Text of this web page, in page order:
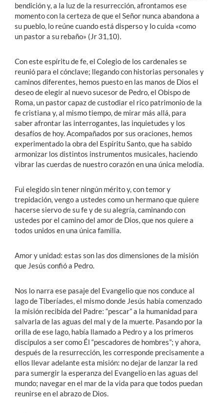
bendición y, a la luz de la resurrección, afrontamos ese
momento con la certeza de que el Señor nunca abandona a
su pueblo, lo reúne cuando está disperso y lo cuida «como
un pastor a su rebaño» (Jr 31,10).
Con este espíritu de fe, el Colegio de los cardenales se
reunió para el cónclave; llegando con historias personales y
caminos diferentes, hemos puesto en las manos de Dios el
deseo de elegir al nuevo sucesor de Pedro, el Obispo de
Roma, un pastor capaz de custodiar el rico patrimonio de la
fe cristiana y, al mismo tiempo, de mirar más allá, para
saber afrontar las interrogantes, las inquietudes y los
desafíos de hoy. Acompañados por sus oraciones, hemos
experimentado la obra del Espíritu Santo, que ha sabido
armonizar los distintos instrumentos musicales, haciendo
vibrar las cuerdas de nuestro corazón en una única melodía.
Fui elegido sin tener ningún mérito y, con temor y
trepidación, vengo a ustedes como un hermano que quiere
hacerse siervo de su fe y de su alegría, caminando con
ustedes por el camino del amor de Dios, que nos quiere a
todos unidos en una única familia.
Amor y unidad: estas son las dos dimensiones de la misión
que Jesús confió a Pedro.
Nos lo narra ese pasaje del Evangelio que nos conduce al
lago de Tiberíades, el mismo donde Jesús había comenzado
la misión recibida del Padre: “pescar” a la humanidad para
salvarla de las aguas del mal y de la muerte. Pasando por la
orilla de ese lago, había llamado a Pedro y a los primeros
discípulos a ser como Él “pescadores de hombres”; y ahora,
después de la resurrección, les corresponde precisamente a
ellos llevar adelante esta misión: no dejar de lanzar la red
para sumergir la esperanza del Evangelio en las aguas del
mundo; navegar en el mar de la vida para que todos puedan
reunirse en el abrazo de Dios.